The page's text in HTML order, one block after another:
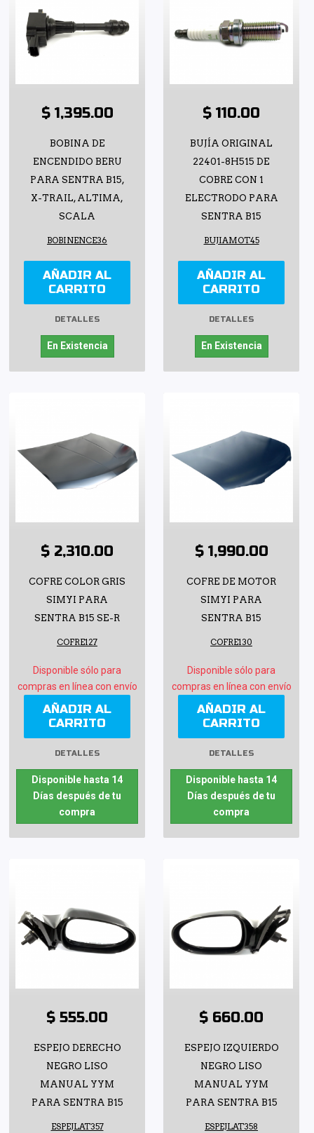
$ 1,395.00
BOBINA DE
ENCENDIDO BERU
PARA SENTRA B15,
X-TRAIL, ALTIMA,
SCALA
BOBINENCE36
AÑADIR AL
CARRITO
DETALLES
En Existencia
$ 110.00
BUJÍA ORIGINAL
22401-8H515 DE
COBRE CON 1
ELECTRODO PARA
SENTRA B15
BUJIAMOT45
AÑADIR AL
CARRITO
DETALLES
En Existencia
$ 2,310.00
COFRE COLOR GRIS
SIMYI PARA
SENTRA B15 SE-R
COFRE127
Disponible sólo para
compras en línea con envío
AÑADIR AL
CARRITO
DETALLES
Disponible hasta 14
Días después de tu
compra
$ 1,990.00
COFRE DE MOTOR
SIMYI PARA
SENTRA B15
COFRE130
Disponible sólo para
compras en línea con envío
AÑADIR AL
CARRITO
DETALLES
Disponible hasta 14
Días después de tu
compra
$ 555.00
ESPEJO DERECHO
NEGRO LISO
MANUAL YYM
PARA SENTRA B15
ESPEJLAT357
$ 660.00
ESPEJO IZQUIERDO
NEGRO LISO
MANUAL YYM
PARA SENTRA B15
ESPEJLAT358